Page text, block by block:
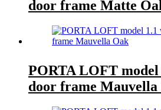
door frame Matte
PORTA LOFT
door frame Mauvella